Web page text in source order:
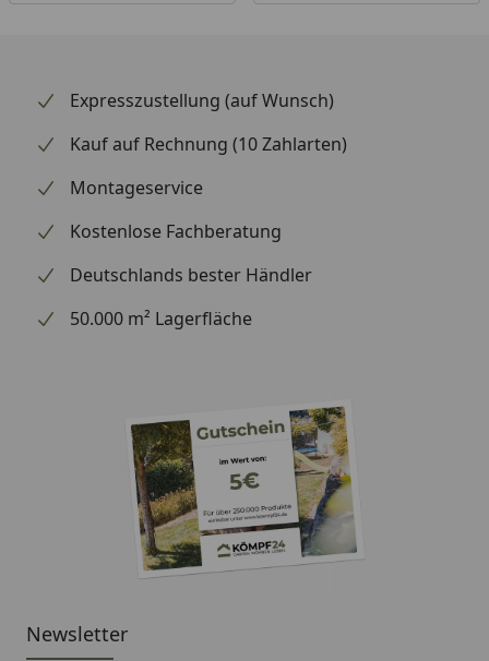
Expresszustellung (auf Wunsch)
Kauf auf Rechnung (10 Zahlarten)
Montageservice
Kostenlose Fachberatung
Deutschlands bester Händler
50.000 m² Lagerfläche
Newsletter